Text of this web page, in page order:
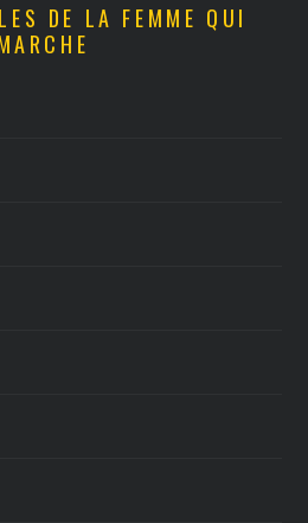
DE LA FEMME QUI